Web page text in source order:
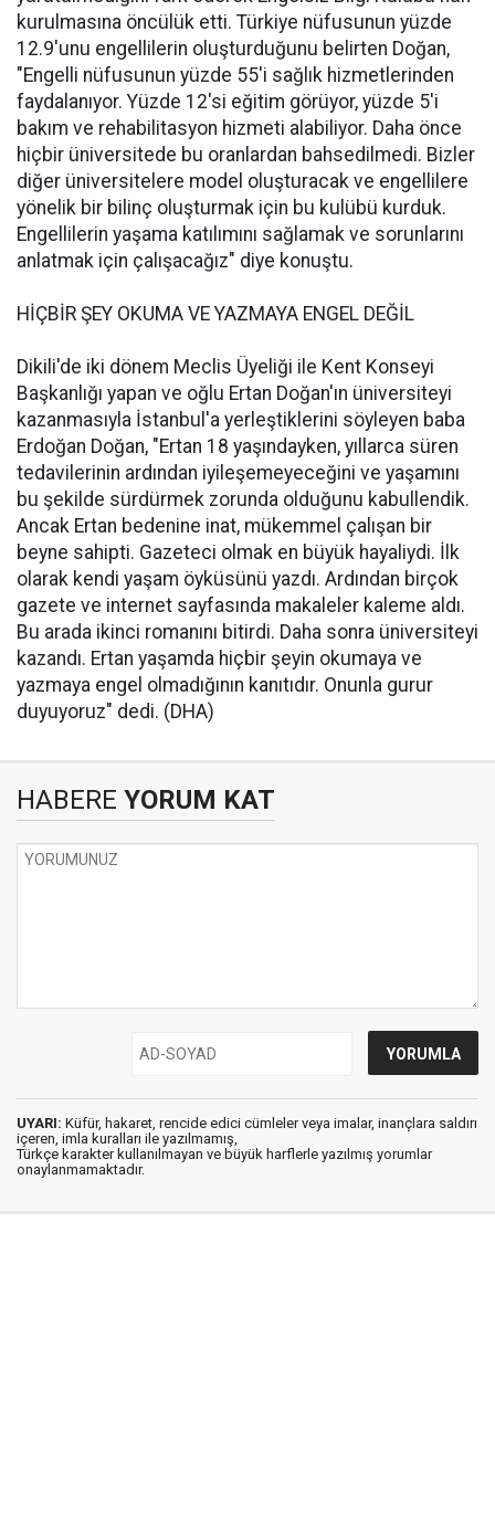
kurulmasına öncülük etti. Türkiye nüfusunun yüzde
12.9'unu engellilerin oluşturduğunu belirten Doğan,
"Engelli nüfusunun yüzde 55'i sağlık hizmetlerinden
faydalanıyor. Yüzde 12'si eğitim görüyor, yüzde 5'i
bakım ve rehabilitasyon hizmeti alabiliyor. Daha önce
hiçbir üniversitede bu oranlardan bahsedilmedi. Bizler
diğer üniversitelere model oluşturacak ve engellilere
yönelik bir bilinç oluşturmak için bu kulübü kurduk.
Engellilerin yaşama katılımını sağlamak ve sorunlarını
anlatmak için çalışacağız" diye konuştu.
HİÇBİR ŞEY OKUMA VE YAZMAYA ENGEL DEĞİL
Dikili'de iki dönem Meclis Üyeliği ile Kent Konseyi
Başkanlığı yapan ve oğlu Ertan Doğan'ın üniversiteyi
kazanmasıyla İstanbul'a yerleştiklerini söyleyen baba
Erdoğan Doğan, "Ertan 18 yaşındayken, yıllarca süren
tedavilerinin ardından iyileşemeyeceğini ve yaşamını
bu şekilde sürdürmek zorunda olduğunu kabullendik.
Ancak Ertan bedenine inat, mükemmel çalışan bir
beyne sahipti. Gazeteci olmak en büyük hayaliydi. İlk
olarak kendi yaşam öyküsünü yazdı. Ardından birçok
gazete ve internet sayfasında makaleler kaleme aldı.
Bu arada ikinci romanını bitirdi. Daha sonra üniversiteyi
kazandı. Ertan yaşamda hiçbir şeyin okumaya ve
yazmaya engel olmadığının kanıtıdır. Onunla gurur
duyuyoruz" dedi. (DHA)
HABERE YORUM KAT
UYARI: Küfür, hakaret, rencide edici cümleler veya imalar, inançlara saldırı
içeren, imla kuralları ile yazılmamış,
Türkçe karakter kullanılmayan ve büyük harflerle yazılmış yorumlar
onaylanmamaktadır.